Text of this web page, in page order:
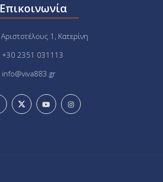
Επικοινωνία
Αριστοτέλους 1, Κατερίνη
+30 2351 031113
info@viva883.gr